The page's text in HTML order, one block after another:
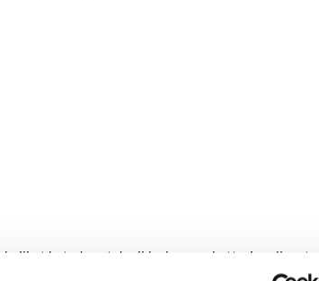
hvilket betyder, at der ikke kræves batterier eller